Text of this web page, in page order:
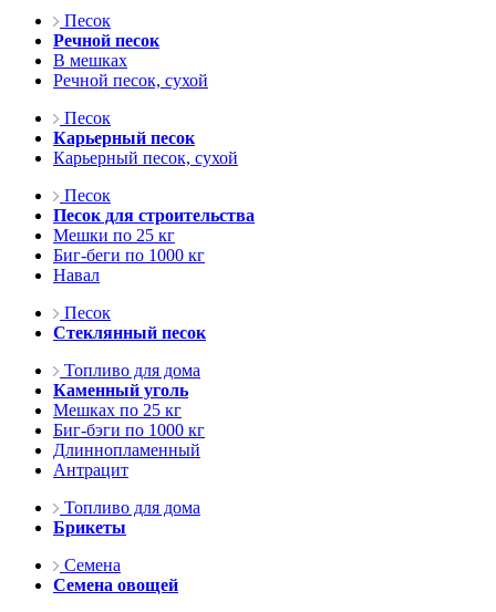
Песок
Речной песок
В мешках
Речной песок, сухой
Песок
Карьерный песок
Карьерный песок, сухой
Песок
Песок для строительства
Мешки по 25 кг
Биг-беги по 1000 кг
Навал
Песок
Стеклянный песок
Топливо для дома
Каменный уголь
Мешках по 25 кг
Биг-бэги по 1000 кг
Длиннопламенный
Антрацит
Топливо для дома
Брикеты
Семена
Семена овощей